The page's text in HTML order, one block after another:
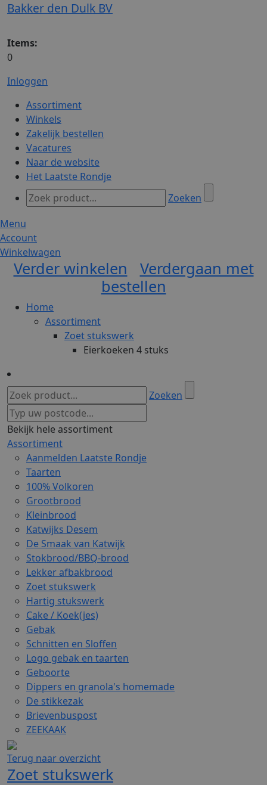
Bakker den Dulk BV
Items:
0
Inloggen
Assortiment
Winkels
Zakelijk bestellen
Vacatures
Naar de website
Het Laatste Rondje
Zoeken
Menu
Account
Winkelwagen
Verder winkelen
Verdergaan met
bestellen
Home
Assortiment
Zoet stukswerk
Eierkoeken 4 stuks
Zoeken
Bekijk hele assortiment
Assortiment
Aanmelden Laatste Rondje
Taarten
100% Volkoren
Grootbrood
Kleinbrood
Katwijks Desem
De Smaak van Katwijk
Stokbrood/BBQ-brood
Lekker afbakbrood
Zoet stukswerk
Hartig stukswerk
Cake / Koek(jes)
Gebak
Schnitten en Sloffen
Logo gebak en taarten
Geboorte
Dippers en granola's homemade
De stikkezak
Brievenbuspost
ZEEKAAK
Terug naar overzicht
Zoet stukswerk